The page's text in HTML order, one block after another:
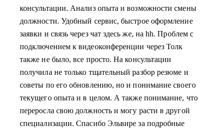
консультации. Анализ опыта и возможности смены
должности. Удобный сервис, быстрое оформление
заявки и связь через чат здесь же, на hh. Проблем с
подключением к видеоконференции через Толк
также не было, все просто. На консультации
получила не только тщательный разбор резюме и
советы по его обновлению, но и понимание своего
текущего опыта и в целом. А также понимание, что
переросла свою должность и могу расти в другой
специализации. Спасибо Эльвире за подробные